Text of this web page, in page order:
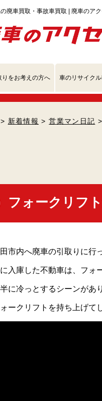
りをお考えの方へ 車のリサイク
> 新着情報 >営業マン日記
フォークリフ
市内へ廃車の引取りに行
入庫した不動車は、フォ
に冷っとするシーンがあ
ークリフトを持ち上げて